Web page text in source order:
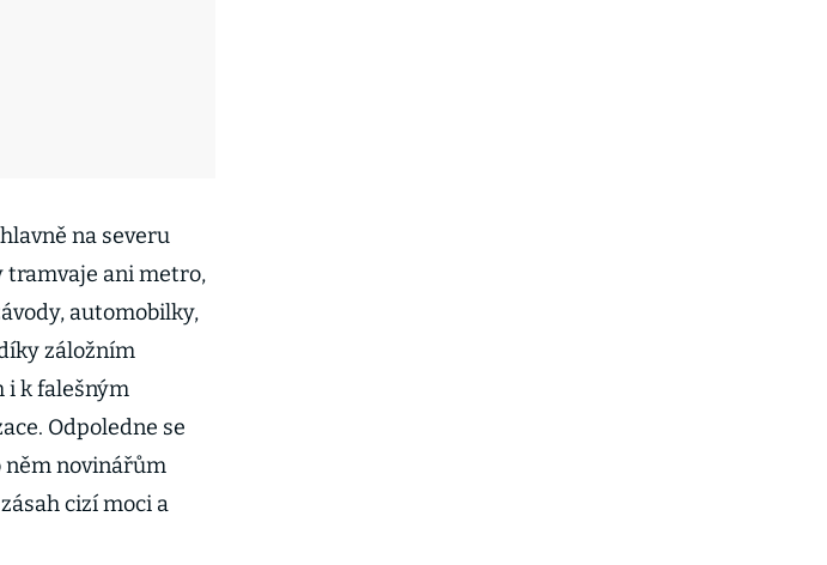
na severu
tramvaje ani metro,
automobilky,
záložním
i k falešným
Odpoledne se
něm novinářům
cizí moci a